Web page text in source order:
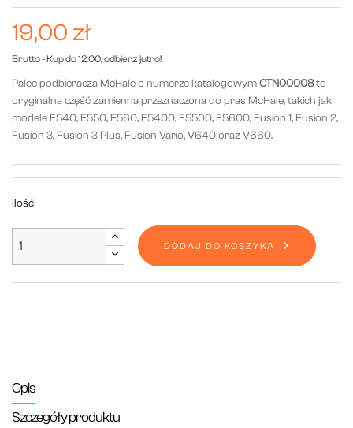
19,00 zł
Brutto- Kup do 12:00, odbierz jutro!
Palec podbieracza McHale o numerze katalogowymCTN00008to
oryginalna część zamienna przeznaczona do pras McHale, takich jak
modele F540, F550, F560, F5400, F5500, F5600, Fusion 1, Fusion 2,
Fusion 3, Fusion 3 Plus, Fusion Vario, V640 oraz V660.
Ilość
DODAJ DO KOSZYKA
Opis
Szczegóły produktu